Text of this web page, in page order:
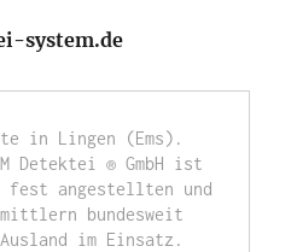
system.de
in Lingen (Ems).
Detektei ® GmbH ist
fest angestellten und
bundesweit
im Einsatz.